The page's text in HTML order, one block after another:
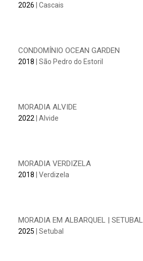
2026 | Cascais
CONDOMÍNIO OCEAN GARDEN
2018 | São Pedro do Estoril
MORADIA ALVIDE
2022 | Alvide
MORADIA VERDIZELA
2018 | Verdizela
MORADIA EM ALBARQUEL | SETUBAL
2025 | Setubal